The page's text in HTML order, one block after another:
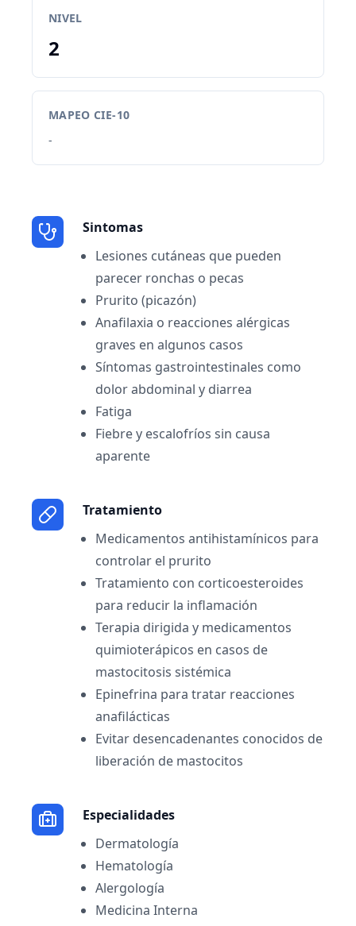
NIVEL
2
MAPEO CIE-10
-
Sintomas
Lesiones cutáneas que pueden
parecer ronchas o pecas
Prurito (picazón)
Anafilaxia o reacciones alérgicas
graves en algunos casos
Síntomas gastrointestinales como
dolor abdominal y diarrea
Fatiga
Fiebre y escalofríos sin causa
aparente
Tratamiento
Medicamentos antihistamínicos para
controlar el prurito
Tratamiento con corticoesteroides
para reducir la inflamación
Terapia dirigida y medicamentos
quimioterápicos en casos de
mastocitosis sistémica
Epinefrina para tratar reacciones
anafilácticas
Evitar desencadenantes conocidos de
liberación de mastocitos
Especialidades
Dermatología
Hematología
Alergología
Medicina Interna